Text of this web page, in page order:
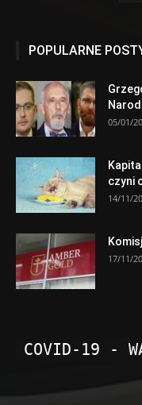
POPULARNE
05/01/
czyni
14/11/
17/11/
COVID-19 -